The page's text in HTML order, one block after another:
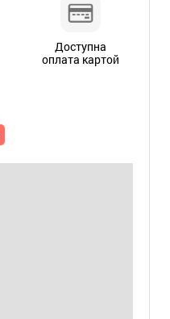
Доступна
оплата картой